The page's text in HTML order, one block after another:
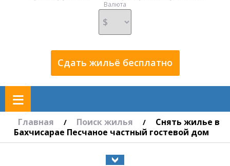
Валюта
Сдать жильё бесплатно
≡
Главная / Поиск жилья /
Снять жилье в
Бахчисарае Песчаное частный гостевой дом